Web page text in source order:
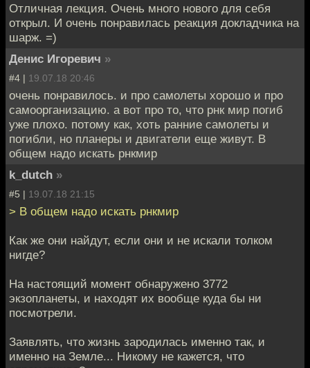
Отличная лекция. Очень много нового для себя
открыл. И очень понравилась реакция докладчика на
шарж. =)
Денис Игоревич »
#4 | 19.07.18 20:46
очень понравилось. и про самолеты хорошо и про
самоорганизацию. а вот про то, что рнк мир погиб
уже плохо. потому как, хоть ранние самолеты и
погибли, но планеры и двигатели еще живут. В
общем надо искать рнкмир
k_dutch »
#5 | 19.07.18 21:15
> В общем надо искать рнкмир
Как же они найдут, если они и не искали толком
нигде?
На настоящий момент обнаружено 3772
экзопланеты, и находят их вообще куда бы ни
посмотрели.
Заявлять, что жизнь зародилась именно так, и
именно на Земле... Никому не кажется, что